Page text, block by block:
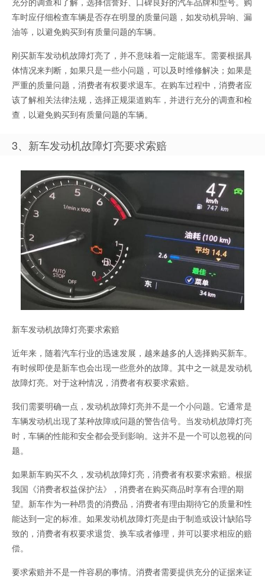
车时应仔细检查车辆是否存在明显的质量问题，如发动机异响、漏
油等，以避免购买到有质量问题的车辆。
刚买新车发动机故障灯亮了，并不意味着一定能退车。需要根据具
体情况来判断，如果只是一些小问题，可以及时维修解决；如果是
严重的质量问题，消费者有权要求退车。在购车过程中，消费者应
该了解相关法律法规，选择正规渠道购车，并进行充分的调查和检
查，以避免购买到有质量问题的车辆。
3、新车发动机故障灯亮要求索赔
新车发动机故障灯亮要求索赔
近年来，随着汽车行业的迅速发展，越来越多的人选择购买新车。
有时候即使是新车也会出现一些意外的故障。其中之一就是发动机
故障灯亮。对于这种情况，消费者有权要求索赔。
我们需要明确一点，发动机故障灯亮并不是一个小问题。它通常是
车辆发动机出现了某种故障或问题的警告信号。当发动机故障灯亮
时，车辆的性能和安全都会受到影响。这并不是一个可以忽视的问
题。
如果新车购买不久，发动机故障灯亮，消费者有权要求索赔。根据
我国《消费者权益保护法》，消费者在购买商品时享有合理的期
望。新车作为一种昂贵的消费品，消费者有理由期待它的质量和性
能达到一定的标准。如果发动机故障灯亮是由于制造或设计缺陷导
致的，消费者有权要求退货、换车或者修理，并可以要求相应的赔
偿。
要求索赔并不是一件容易的事情。消费者需要提供充分的证据来证